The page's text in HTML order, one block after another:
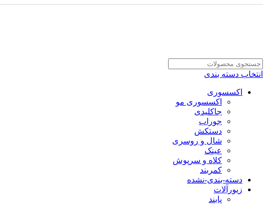
انتخاب دسته بندی
اکسسوری
اکسسوری مو
جاکلیدی
جوراب
دستکش
شال و روسری
عینک
کلاه و سرپوش
کمربند
دسته-بندی-نشده
زیورآلات
پابند